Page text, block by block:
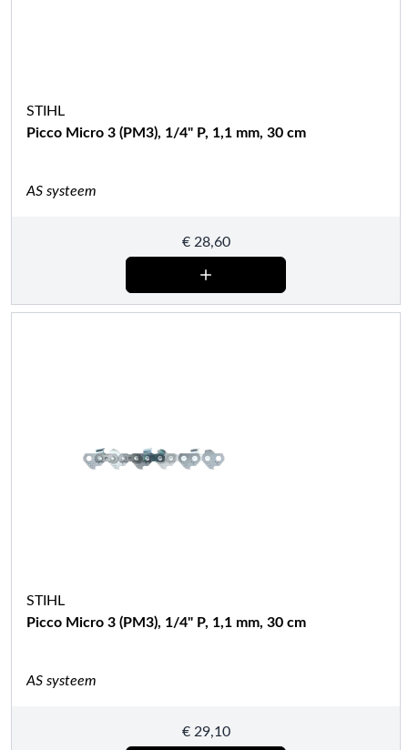
STIHL
Picco Micro 3 (PM3), 1/4" P, 1,1 mm, 30 cm
AS systeem
€28,60
STIHL
Picco Micro 3 (PM3), 1/4" P, 1,1 mm, 30 cm
AS systeem
€29,10